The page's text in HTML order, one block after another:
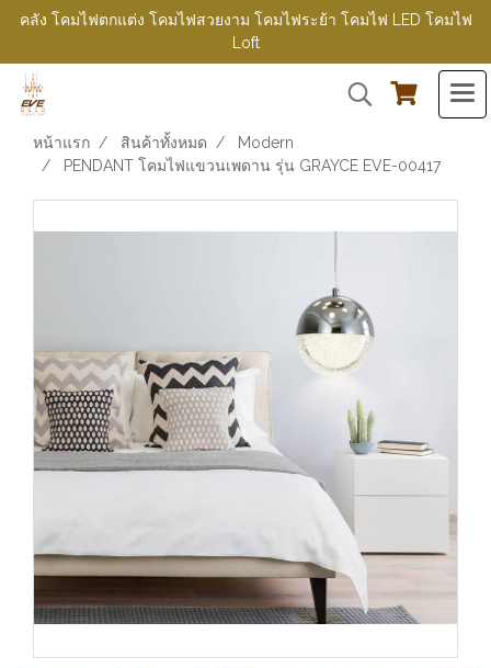
คลัง โคมไฟตกแต่ง โคมไฟสวยงาม โคมไฟระย้า โคมไฟ LED โคมไฟ
Loft
หน้าแรก สินค้าทั้งหมด
Modern
PENDANT โคมไฟแขวนเพดาน รุ่น GRAYCE EVE-00417